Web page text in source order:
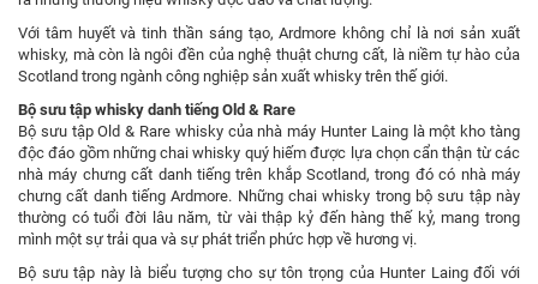
Với tâm huyết và tinh thần sáng tạo, Ardmore không chỉ là nơi sản xuất
whisky, mà còn là ngôi đền của nghệ thuật chưng cất, là niềm tự hào của
Scotland trong ngành công nghiệp sản xuất whisky trên thế giới.
Bộ sưu tập whisky danh tiếng Old & Rare
Bộ sưu tập Old & Rare whisky của nhà máy Hunter Laing là một kho tàng
độc đáo gồm những chai whisky quý hiếm được lựa chọn cẩn thận từ các
nhà máy chưng cất danh tiếng trên khắp Scotland, trong đó có nhà máy
chưng cất danh tiếng Ardmore. Những chai whisky trong bộ sưu tập này
thường có tuổi đời lâu năm, từ vài thập kỷ đến hàng thế kỷ, mang trong
mình một sự trải qua và sự phát triển phức hợp về hương vị.
Bộ sưu tập này là biểu tượng cho sự tôn trọng của Hunter Laing đối với